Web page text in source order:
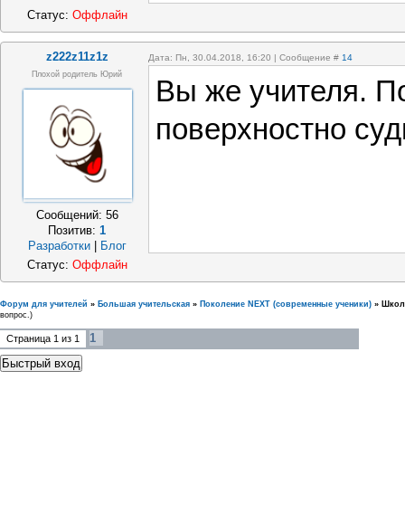
Статус: Оффлайн
z222z11z1z Дата: Пн, 30.04.2018, 16:20 | Сообщение # 14
Плохой родитель Юрий
Сообщений: 56
Позитив:1
Разработки
Блог
Вы же учителя.
поверхностно
Статус: Оффлайн
Форум для учителей » Большая учительская » Поколение NEXT (современные ученики) »
вопрос.)
Страница 1 из 1 1